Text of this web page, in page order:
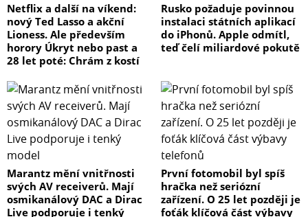
Netflix a další na víkend:
nový Ted Lasso a akční
Lioness. Ale především
horory Úkryt nebo past a
28 let poté: Chrám z kostí
Rusko požaduje povinnou
instalaci státních aplikací
do iPhonů. Apple odmítl,
teď čelí miliardové pokutě
Marantz mění vnitřnosti
svých AV receiverů. Mají
osmikanálový DAC a Dirac
Live podporuje i tenký
První fotomobil byl spíš
hračka než seriózní
zařízení. O 25 let později je
foťák klíčová část výbavy